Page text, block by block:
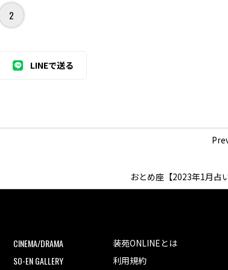
2
LINEで送る
おとめ座【2023年1月占
CINEMA/DRAMA
SO-EN GALLERY
装苑ONLINEとは
利用規約